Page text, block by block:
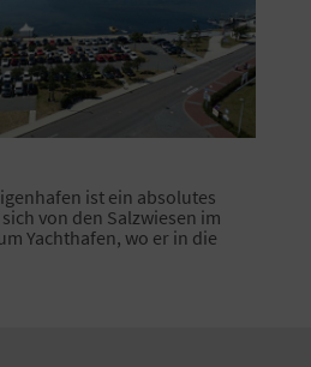
ist ein absolutes
von den Salzwiesen im
Yachthafen, wo er in die